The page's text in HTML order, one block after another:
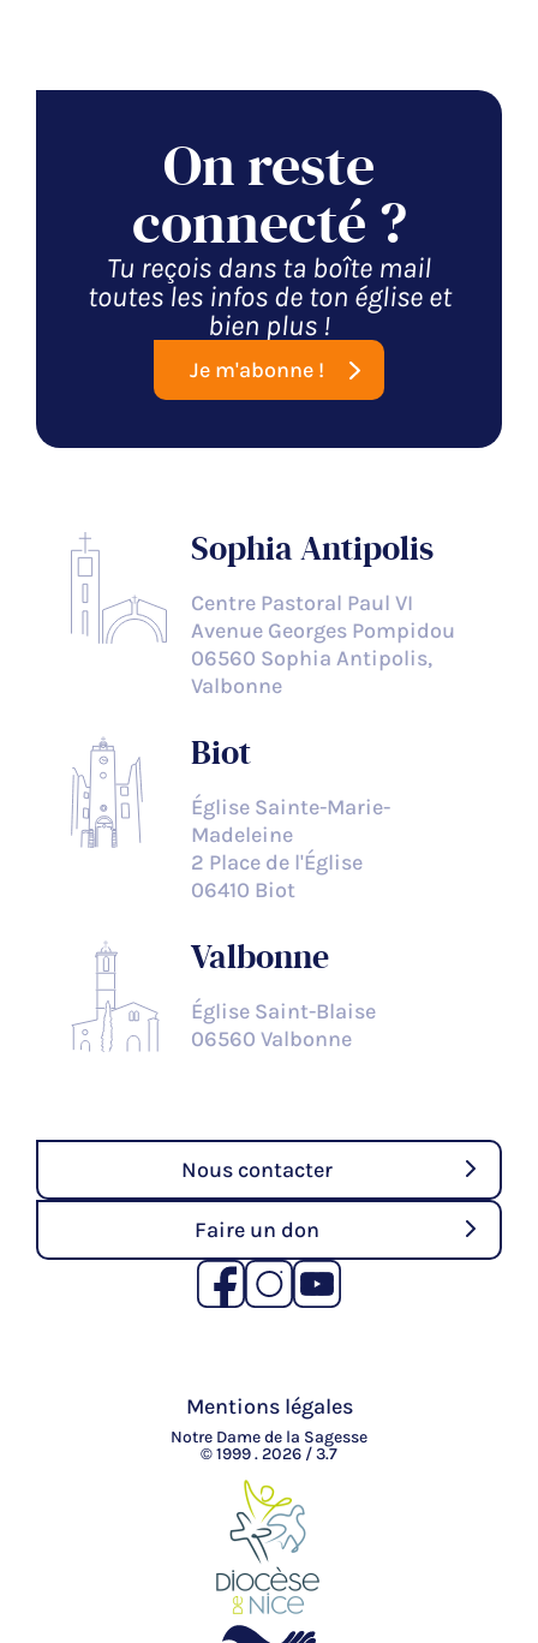
On reste
connecté ?
Tu reçois dans ta boîte mail
toutes les infos de ton église et
bien plus !
Je m'abonne !
Sophia Antipolis
Centre Pastoral Paul VI
Avenue Georges Pompidou
06560 Sophia Antipolis,
Valbonne
Biot
Église Sainte-Marie-
Madeleine
2 Place de l'Église
06410 Biot
Valbonne
Église Saint-Blaise
06560 Valbonne
Nous contacter
Faire un don
Mentions légales
Notre Dame de la Sagesse
© 1999 . 2026 / 3.7